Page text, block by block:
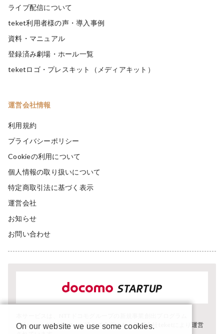
ライブ配信について
teket利用者様の声・導入事例
資料・マニュアル
登録済み劇場・ホール一覧
teketロゴ・プレスキット（メディアキット）
運営会社情報
利用規約
プライバシーポリシー
Cookieの利用について
個人情報の取り扱いについて
特定商取引法に基づく表示
運営会社
お知らせ
お問い合わせ
「docomo STARTUP」を通じて企画され、株式会社teketにより運営
On our website we use some cookies.